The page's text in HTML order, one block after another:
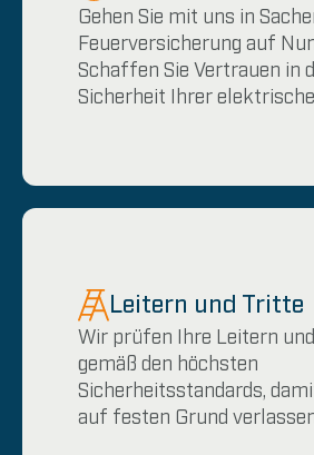
Gehen Sie mit uns in
Feuerversicherung auf
Schaffen Sie Vertrauen in
Sicherheit Ihrer
Leitern und Tritte
Wir prüfen Ihre Leitern
gemäß den höchsten
Sicherheitsstandards,
auf festen Grund